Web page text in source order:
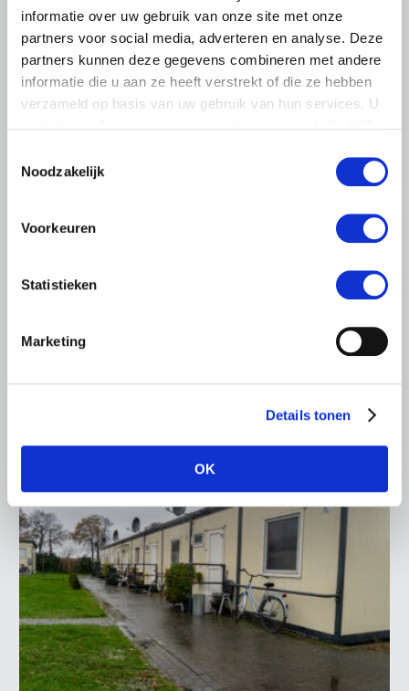
informatie over uw gebruik van onze site met onze
partners voor social media, adverteren en analyse. Deze
partners kunnen deze gegevens combineren met andere
informatie die u aan ze heeft verstrekt of die ze hebben
verzameld op basis van uw gebruik van hun services. U
Noodzakelijk
Voorkeuren
Statistieken
Marketing
Details tonen
OK
28 JULI 2026
Ordening voor de Multifunctionele
Landbouw
Ruimtelijke ordening is het grootste knelpunt voor MFL-
ondernemers. Twee RO-toolboxen helpen gemeenten en